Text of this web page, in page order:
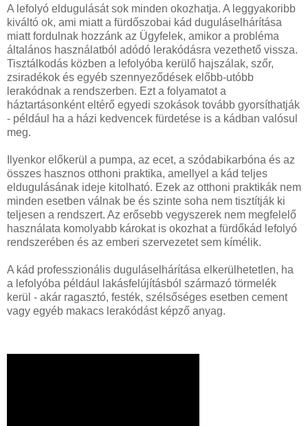
A lefolyó eldugulását sok minden okozhatja. A leggyakoribb
kiváltó ok, ami miatt a fürdőszobai kád duguláselhárítása
miatt fordulnak hozzánk az Ügyfelek, amikor a probléma
általános használatból adódó lerakódásra vezethető vissza.
Tisztálkodás közben a lefolyóba kerülő hajszálak, szőr,
zsiradékok és egyéb szennyeződések előbb-utóbb
lerakódnak a rendszerben. Ezt a folyamatot a
háztartásonként eltérő egyedi szokások tovább gyorsíthatják
- például ha a házi kedvencek fürdetése is a kádban valósul
meg.
Ilyenkor előkerül a pumpa, az ecet, a szódabikarbóna és az
összes hasznos otthoni praktika, amellyel a kád teljes
eldugulásának ideje kitolható. Ezek az otthoni praktikák nem
minden esetben válnak be és szinte soha nem tisztítják ki
teljesen a rendszert. Az erősebb vegyszerek nem megfelelő
használata komolyabb károkat is okozhat a fürdőkád lefolyó
rendszerében és az emberi szervezetet sem kímélik.
A kád professzionális duguláselhárítása elkerülhetetlen, ha
a lefolyóba például lakásfelújításból származó törmelék
kerül - akár ragasztó, festék, szélsőséges esetben cement
vagy egyéb makacs lerakódást képző anyag.